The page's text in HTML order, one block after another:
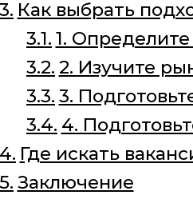
Как выбрать
1.
2. Изучите
3.
4.
Где искать
Заключение